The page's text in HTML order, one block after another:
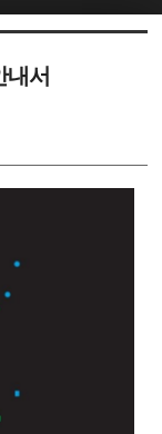
내서